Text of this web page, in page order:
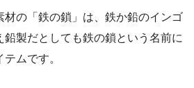
材の「鉄の鎖」は、鉄か鉛のインゴ
鉛製だとしても鉄の鎖という名前に
ムです。